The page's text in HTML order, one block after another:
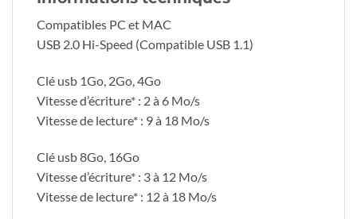
Compatibles PC et MAC
USB 2.0 Hi-Speed (Compatible USB 1.1)
Clé usb 1Go, 2Go, 4Go
Vitesse d’écriture* : 2 à 6 Mo/s
Vitesse de lecture* : 9 à 18 Mo/s
Clé usb 8Go, 16Go
Vitesse d’écriture* : 3 à 12 Mo/s
Vitesse de lecture* : 12 à 18 Mo/s